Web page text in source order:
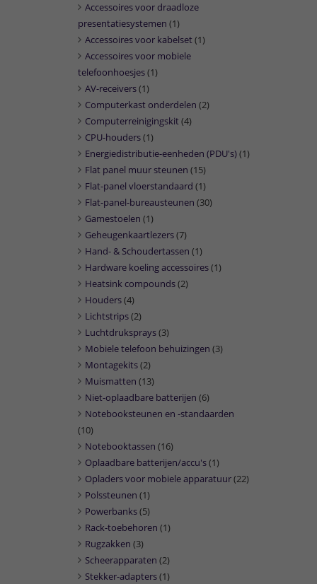
Accessoires voor draadloze
presentatiesystemen (1)
Accessoires voor kabelset(1)
Accessoires voor mobiele
telefoonhoesjes(1)
AV-receivers(1)
Computerkast onderdelen (2)
Computerreinigingskit(4)
CPU-houders(1)
Energiedistributie-eenheden (PDU's)(1)
Flat panel muur steunen (15)
Flat-panel vloerstandaard (1)
Flat-panel-bureausteunen (30)
Gamestoelen (1)
Geheugenkaartlezers(7)
Hand- & Schoudertassen (1)
Hardware koeling accessoires(1)
Heatsink compounds(2)
Houders(4)
Lichtstrips(2)
Luchtdruksprays(3)
Mobiele telefoon behuizingen (3)
Montagekits(2)
Muismatten (13)
Niet-oplaadbare batterijen (6)
Notebooksteunen en -standaarden
(10)
Notebooktassen (16)
Oplaadbare batterijen/accu's(1)
Opladers voor mobiele apparatuur(22)
Polssteunen (1)
Powerbanks(5)
Rack-toebehoren (1)
Rugzakken (3)
Scheerapparaten (2)
Stekker-adapters(1)